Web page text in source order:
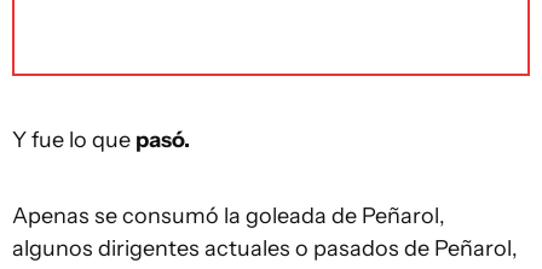
Y fue lo que pasó.
Apenas se consumó la goleada de Peñarol,
algunos dirigentes actuales o pasados de Peñarol,